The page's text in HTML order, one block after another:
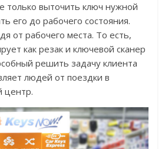
только выточить ключ нужной
его до рабочего состояния.
от рабочего места. То есть,
как резак и ключевой сканер
решить задачу клиента
людей от поездки в
центр.